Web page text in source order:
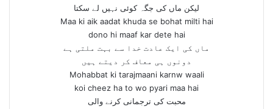
لیکن ماں کی جگہ کوئی نہیں لے سکتا
Maa ki aik aadat khuda se bohat milti hai
dono hi maaf kar dete hai
ماں کی ایک عادت خدا سے بہت ملتی ہے
دونوں ہی معاف کر دیتے ہیں
Mohabbat ki tarajmaani karnw waali
koi cheez ha to wo pyari maa hai
محبت کی ترجمانی کرنے والی